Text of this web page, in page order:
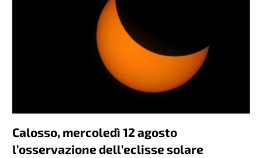
Calosso, mercoledì 12 agosto
l’osservazione dell’eclisse solare